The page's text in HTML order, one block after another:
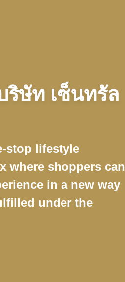
ริษัท เซ็นทรัล
stop lifestyle
where shoppers can
in a new way
under the